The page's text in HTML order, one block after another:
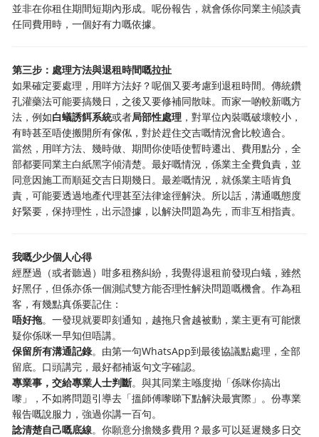
並非在你租住期間短期內形成。呢份報告，就會係你同業主傾談責
任同費用時，一個好有力嘅依據。
第三步：處理方法與退租時間嘅拉扯
如果確定要處理，用咩方法好？呢個又要考慮到退租時間。傳統鑽
孔灌藥法可能要搞幾日，之後又要修補同散味。而家一啲較新嘅方
法，例如白蟻誘餌系統或者局部性處理 ，對單位內裝嘅破壞較小，
有時甚至唔使搬開所有傢俬，對於趕住交吉嘅情況會比較適合。
當然，用咩方法、幾時做、期間你使唔使暫時遷出、費用點分，全
部都要同業主白紙黑字傾清楚。最好嘅情況，係業主全費負責，並
同意因施工而順延交吉日期幾日。最差嘅情況，就係業主唔肯負
責，可能要透過地產代理甚至法律途徑解決。所以話，溝通嘅態度
好緊要，保持理性，出示證據，以解決問題為先，而非互相指責。
我嘅少少個人心得
經歷過（或者聽過）咁多租務糾紛，我覺得退租前發現白蟻，雖然
好黑仔，但係亦係一個測試雙方能否理性解決問題嘅機會。作為租
客，有幾點真係要記住：
唔好拖。一發現就要即刻通知，越拖只會越被動，業主更有可能懷
疑你係咪一早知但唔講。
保留所有溝通記錄。由第一句WhatsApp到最後協議點處理，全部
留底。口頭講完，最好都補返句文字確認。
專業事，交給專業人士判斷。與其同業主喺度拗「係咪你搞出
嚟」，不如將問題引導去「搵師傅嚟睇下點解決最實際」。份專業
報告嘅說服力，強過你講一百句。
諗清楚自己嘅底線。你願意分擔幾多費用？最多可以延遲幾多日交